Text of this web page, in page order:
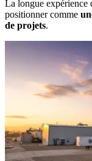
La longue
positionner comme
de projets.